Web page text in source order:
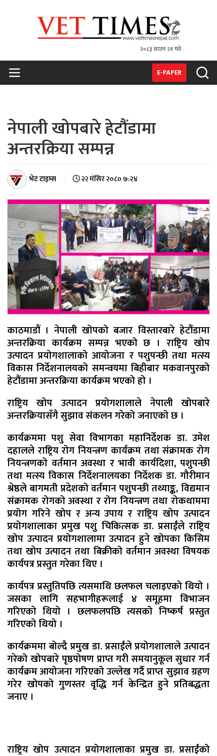
२०८३ साउन २१ गते
E-PAPER
नेपाली खोपबारे हेटौंडामा
अन्तरक्रिया सम्पन्न
भेट टाइम्स २२ मंसिर २०८० ७:२४
काठमाडौं । नेपाली खोपको बजार विस्तारबारे हेटौंडामा
अन्तरक्रिया कार्यक्रम सम्पन्न भएको छ । राष्ट्रिय खोप
उत्पादन प्रयोगशालाको आयोजना र पशुपन्छी तथा मत्स्य
विकास निर्देशनालयको समन्वयमा बिहीबार मकवानपुरको
हेटौंडामा अन्तरक्रिया कार्यक्रम भएको हो ।
राष्ट्रिय खोप उत्पादन प्रयोगशालाले नेपाली खोपबारे
अन्तरक्रियासँगै सुझाव संकलन गरेको जनाएको छ ।
कार्यक्रममा पशु सेवा विभागका महानिर्देशक डा. उमेश
दहालले राष्ट्रिय रोग नियन्त्रण कार्यक्रम तथा संक्रामक रोग
नियन्त्रणको वर्तमान अवस्था र भावी कार्यदिशा, पशुपन्छी
तथा मत्स्य विकास निर्देशनालयका निर्देशक डा. गौरीमान
श्रेष्ठले बागमती प्रदेशको वर्तमान पशुपन्छी तथ्याङ्क, विद्यमान
संक्रामक रोगको अवस्था र रोग नियन्त्रण तथा रोकथाममा
प्रयोग गरिने खोप र अन्य उपाय र राष्ट्रिय खोप उत्पादन
प्रयोगशालाका प्रमुख पशु चिकित्सक डा. प्रसाईंले राष्ट्रिय
खोप उत्पादन प्रयोगशालामा उत्पादन हुने खोपका किसिम
तथा खोप उत्पादन तथा बिक्रीको वर्तमान अवस्था विषयक
कार्यपत्र प्रस्तुत गरेका थिए ।
कार्यपत्र प्रस्तुतिपछि त्यसमाथि छलफल चलाइएको थियो ।
जसका लागि सहभागीहरूलाई ४ समूहमा विभाजन
गरिएको थियो । छलफलपछि त्यसको निष्कर्ष प्रस्तुत
गरिएको थियो ।
कार्यक्रममा बोल्दै प्रमुख डा. प्रसाईंले प्रयोगशालाले उत्पादन
गरेको खोपबारे पृष्ठपोषण प्राप्त गरी समयानुकूल सुधार गर्न
कार्यक्रम आयोजना गरिएको उल्लेख गर्दै प्राप्त सुझाव ग्रहण
गरेर खोपको गुणस्तर वृद्धि गर्न केन्द्रित हुने प्रतिबद्धता
जनाए ।
राष्ट्रिय खोप उत्पादन प्रयोगशालाका प्रमुख डा. प्रसाईंको